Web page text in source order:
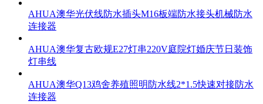
AHUA澳华光伏线防水插头M16板端防水接头机械防水
连接器
AHUA澳华复古欧规E27灯串220V庭院灯婚庆节日装饰
灯串线
AHUA澳华Q13鸡舍养殖照明防水线2*1.5快速对接防水
连接器